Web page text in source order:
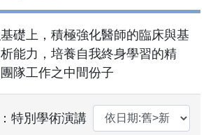
礎上，積極強化醫師的臨床與基
能力，培養自我終身學習的精
隊工作之中間份子
特別學術演講